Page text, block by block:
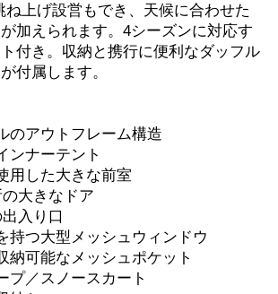
ね上げ設営もでき、天候に合わせた
加えられます。4シーズンに対応す
付き。収納と携行に便利なダッフル
付属します。
のアウトフレーム構造
ンナーテント
用した大きな前室
大きなドア
入り口
持つ大型メッシュウィンドウ
納可能なメッシュポケット
プ／スノースカート